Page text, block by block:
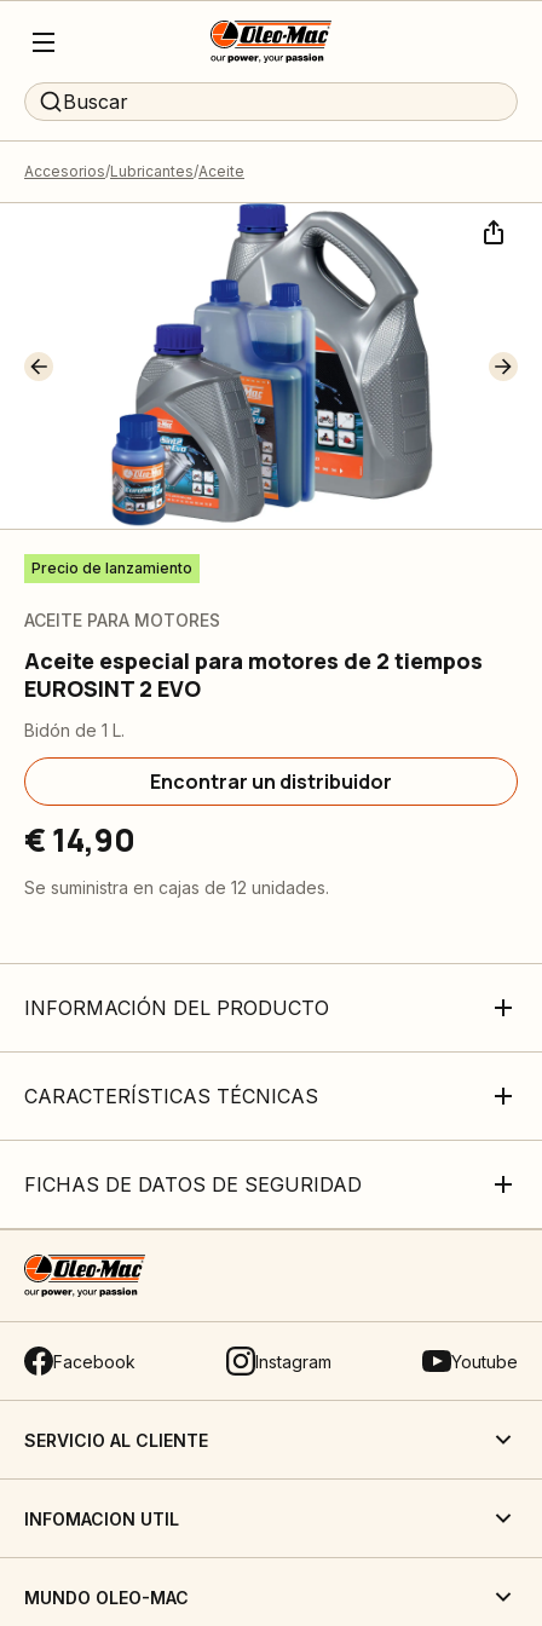
Buscar
Accesorios Lubricantes Aceite
Precio de lanzamiento
ACEITE PARA MOTORES
Aceite especial para motores de 2 tiempos
EUROSINT 2 EVO
Bidón de 1 L.
Encontrar un distribuidor
€ 14,90
Se suministra en cajas de 12 unidades.
INFORMACIÓN DEL PRODUCTO
CARACTERÍSTICAS TÉCNICAS
FICHAS DE DATOS DE SEGURIDAD
Facebook Instagram Youtube
SERVICIO AL CLIENTE
INFOMACION UTIL
MUNDO OLEO-MAC